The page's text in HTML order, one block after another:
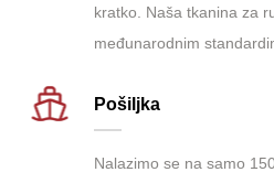
kratko. Naša tkanina za
međunarodnim
Pošiljka
Nalazimo se na samo